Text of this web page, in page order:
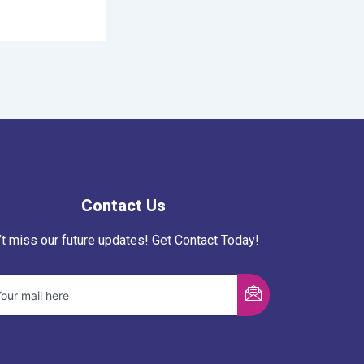
Contact Us
miss our future updates! Get Contact Today!